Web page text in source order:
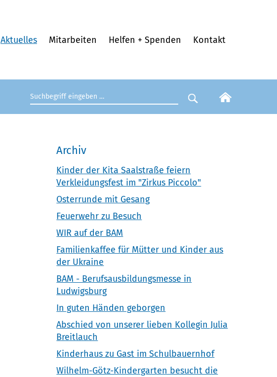
Aktuelles Mitarbeiten Helfen + Spenden Kontakt
Suchbegriff eingeben
Suche starten
Archiv
Kinder der Kita Saalstraße feiern
Verkleidungsfest im "Zirkus Piccolo"
Osterrunde mit Gesang
Feuerwehr zu Besuch
WIR auf der BAM
Familienkaffee für Mütter und Kinder aus
der Ukraine
BAM - Berufsausbildungsmesse in
Ludwigsburg
In guten Händen geborgen
Abschied von unserer lieben Kollegin Julia
Breitlauch
Kinderhaus zu Gast im Schulbauernhof
Wilhelm-Götz-Kindergarten besucht die